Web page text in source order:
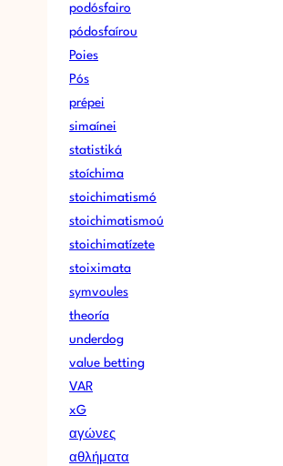
podósfairo
pódosfaírou
Poies
Pós
prépei
simaínei
statistiká
stoíchima
stoichimatismó
stoichimatismoú
stoichimatízete
stoiximata
symvoules
theoría
underdog
value betting
VAR
xG
αγώνες
αθλήματα